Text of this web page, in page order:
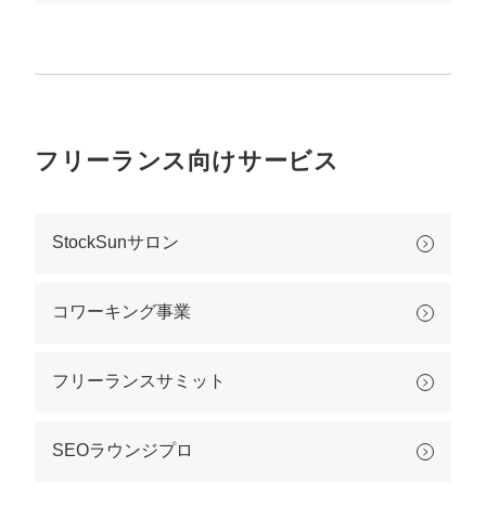
フリーランス向けサービス
StockSunサロン
コワーキング事業
フリーランスサミット
SEOラウンジプロ